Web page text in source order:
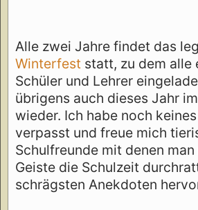
Alle zwei Jahre findet das
Winterfest statt, zu dem alle
Schüler und Lehrer
übrigens auch dieses Jahr
wieder. Ich habe noch
verpasst und freue mich
Schulfreunde mit denen
Geiste die Schulzeit
schrägsten Anekdoten